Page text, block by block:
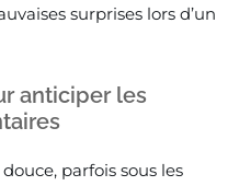
surprises lors d’un
anticiper les
parfois sous les